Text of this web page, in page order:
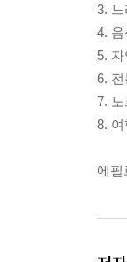
3.
4.
5.
6.
7.
8.
에필